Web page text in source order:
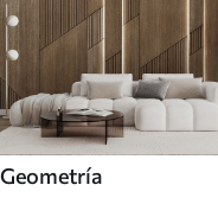
Geometría